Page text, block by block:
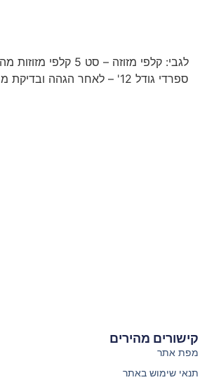
לגבי: קלפי מזוזה – סט 5
ספרדי גודל 12' – לאחר הגהה ובדיקת מחשב
קישורים מהירים
מפת אתר
תנאי שימוש באתר